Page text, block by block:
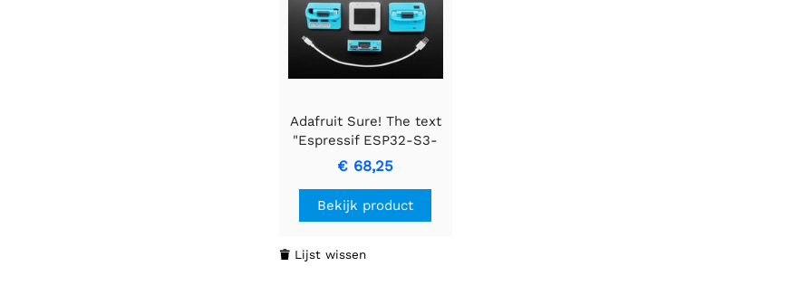
Adafruit Sure! The text
"Espressif ESP32-S3-
BOX-3" doesn't need
translation as it's a
product name. Let me
know if you need
or more information!
€ 68,25
Bekijk product
 Lijst wissen